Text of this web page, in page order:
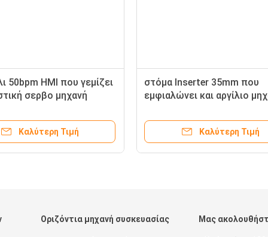
50bpm HMI που γεμίζει
σερβο μηχανή
Καλύτερη Τιμή
στόμα Inserter 35mm που
εμφιαλώνει και αργίλιο
κεφαληφόρων κοχλιών
Καλύτερη Τιμή
Οριζόντια μηχανή συσκευασίας Μας